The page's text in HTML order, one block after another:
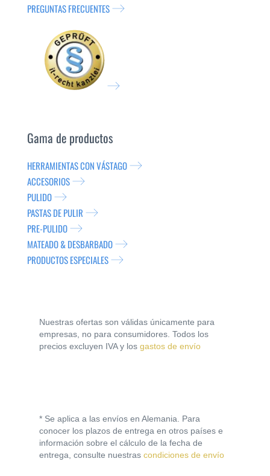
PREGUNTAS FRECUENTES
Gama de productos
HERRAMIENTAS CON VÁSTAGO
ACCESORIOS
PULIDO
PASTAS DE PULIR
PRE-PULIDO
MATEADO & DESBARBADO
PRODUCTOS ESPECIALES
Nuestras ofertas son válidas únicamente para
empresas, no para consumidores. Todos los
precios excluyen IVA y los gastos de envío
* Se aplica a las envíos en Alemania. Para
conocer los plazos de entrega en otros países e
información sobre el cálculo de la fecha de
entrega, consulte nuestras condiciones de envío